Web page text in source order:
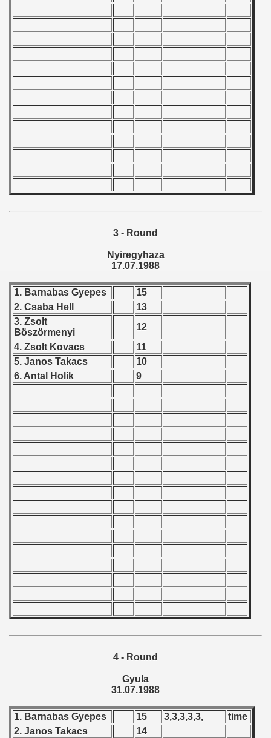
3 - Round
Nyiregyhaza
17.07.1988
1. Barnabas Gyepes
15
2. Csaba Hell
13
3. Zsolt
Böszörmenyi
12
4. Zsolt Kovacs
11
5. Janos Takacs
10
6. Antal Holik
9
4 - Round
Gyula
31.07.1988
1. Barnabas Gyepes 15 3,3,3,3,3,
time
2. Janos Takacs
14
- 2010
- 2011
- 2012
- 2014
- 2015
- 2019
- 2020
- 2021
- 2022
- 2023
- 2024
classe) - 1992
classe) - 1991